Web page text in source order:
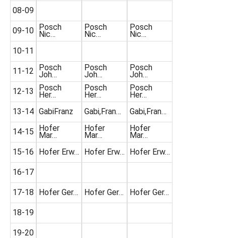
08-09
09-10
10-11
11-12
12-13
13-14
14-15
15-16
16-17
17-18
18-19
19-20
Posch
Nic…
Posch
Joh…
Posch
Her…
GabiFranz
Hofer
Mar…
Hofer Erw…
Hofer Ger…
Posch
Nic…
Posch
Joh…
Posch
Her…
Gabi,Fran…
Hofer
Mar…
Hofer Erw…
Hofer Ger…
Posch
Nic…
Posch
Joh…
Posch
Her…
Gabi,Fran…
Hofer
Mar…
Hofer Erw…
Hofer Ger…